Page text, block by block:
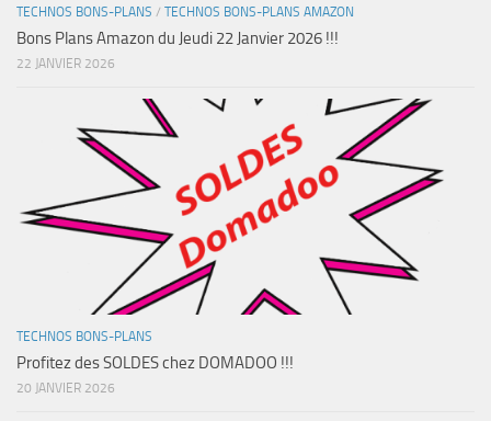
TECHNOS BONS-PLANS / TECHNOS BONS-PLANS AMAZON
Bons Plans Amazon du Jeudi 22 Janvier 2026 !!!
22 JANVIER 2026
TECHNOS BONS-PLANS
Profitez des SOLDES chez DOMADOO !!!
20 JANVIER 2026